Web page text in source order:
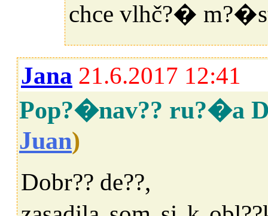
chce vlhč?�
Jana 21.6.2017 12:41
Pop?�nav?? ru?�a
Juan)
Dobr?? de??,